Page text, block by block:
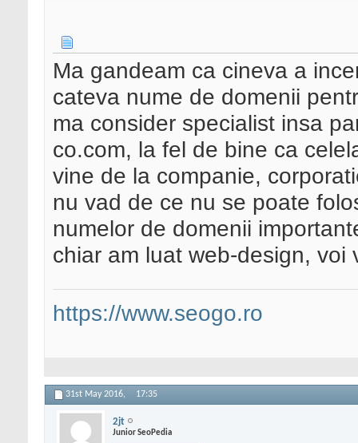
Ma gandeam ca cineva a
cateva nume de domenii
ma consider specialist insa
co.com, la fel de bine ca
vine de la companie,
nu vad de ce nu se poate
numelor de domenii
chiar am luat web-design, voi
https://www.seogo.ro
31st May 2016, 17:35
2jt
Junior SeoPedia